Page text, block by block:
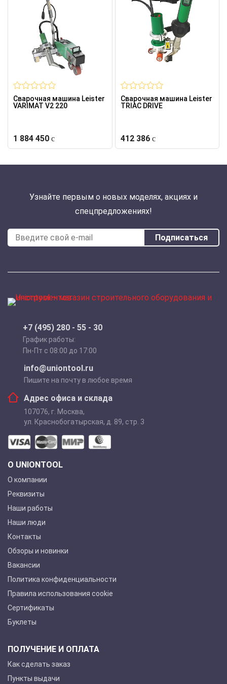
Сварочная машина Leister
VARIMAT V2 220
1 884 450
Сварочная машина Leister
TRIAC DRIVE
412 386
Узнайте первым о новых моделях, акциях и
спецпредложениях!
Подписаться
+7 (495) 280 - 55 - 30
График работы:
Пн-Пт с 08:00 до 17:00
info@uniontool.ru
Пишите на почту в любое время
Адрес офиса и склада
107076, г. Москва,
ул. Краснобогатырская, д. 89, стр. 3
О UNIONTOOL
О компании
Реквизиты
Наши работы
Наши люди
Контакты
Обзоры и новинки
Вакансии
Политика конфиденциальности
Правила использования cookie
Сертификаты
Буклеты
ПОЛУЧЕНИЕ И ОПЛАТА
Как сделать заказ
Пункты выдачи